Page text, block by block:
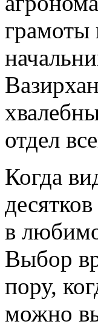
грамоты
отдел
Когда
в
Выбор
пору,
можно